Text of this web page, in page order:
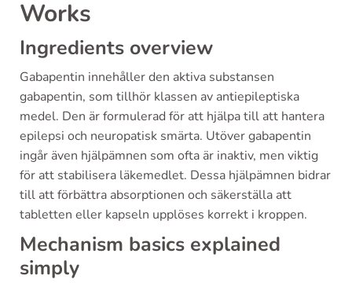
Works
Ingredients overview
Gabapentin innehåller den aktiva substansen
gabapentin, som tillhör klassen av antiepileptiska
medel. Den är formulerad för att hjälpa till att hantera
epilepsi och neuropatisk smärta. Utöver gabapentin
ingår även hjälpämnen som ofta är inaktiv, men viktig
för att stabilisera läkemedlet. Dessa hjälpämnen bidrar
till att förbättra absorptionen och säkerställa att
tabletten eller kapseln upplöses korrekt i kroppen.
Mechanism basics explained
simply